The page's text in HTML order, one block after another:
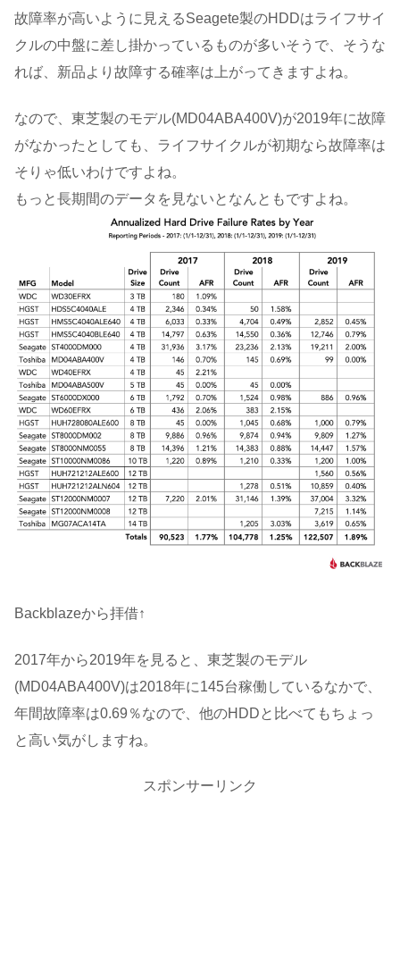
故障率が高いように見えるSeagete製のHDDはライフサイ
クルの中盤に差し掛かっているものが多いそうで、そうな
れば、新品より故障する確率は上がってきますよね。
なので、東芝製のモデル(MD04ABA400V)が2019年に故障
がなかったとしても、ライフサイクルが初期なら故障率は
そりゃ低いわけですよね。
もっと長期間のデータを見ないとなんともですよね。
Backblazeから拝借↑
2017年から2019年を見ると、東芝製のモデル
(MD04ABA400V)は2018年に145台稼働しているなかで、
年間故障率は0.69％なので、他のHDDと比べてもちょっ
と高い気がしますね。
スポンサーリンク